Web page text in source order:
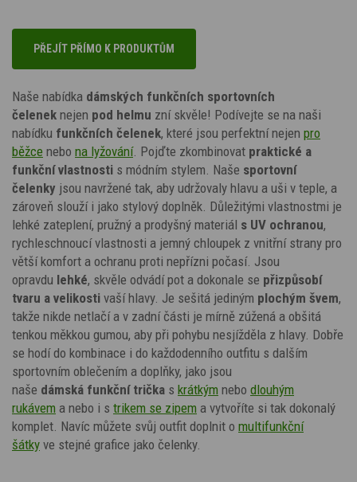
PŘEJÍT PŘÍMO K PRODUKTŮM
Naše nabídka dámských funkčních sportovních
čelenek nejen pod helmu zní skvěle! Podívejte se na naši
nabídku funkčních čelenek, které jsou perfektní nejen pro
běžce nebo na lyžování. Pojďte zkombinovat praktické a
funkční vlastnosti s módním stylem. Naše sportovní
čelenky jsou navržené tak, aby udržovaly hlavu a uši v teple, a
zároveň slouží i jako stylový doplněk. Důležitými vlastnostmi je
lehké zateplení, pružný a prodyšný materiál s UV ochranou,
rychleschnoucí vlastnosti a jemný chloupek z vnitřní strany pro
větší komfort a ochranu proti nepřízni počasí. Jsou
opravdu lehké, skvěle odvádí pot a dokonale se přizpůsobí
tvaru a velikosti vaší hlavy. Je sešitá jediným plochým švem,
takže nikde netlačí a v zadní části je mírně zúžená a obšitá
tenkou měkkou gumou, aby při pohybu nesjížděla z hlavy. Dobře
se hodí do kombinace i do každodenního outfitu s dalším
sportovním oblečením a doplňky, jako jsou
naše dámská funkční trička s krátkým nebo dlouhým
rukávem a nebo i s trikem se zipem a vytvoříte si tak dokonalý
komplet. Navíc můžete svůj outfit doplnit o multifunkční
šátky ve stejné grafice jako čelenky.